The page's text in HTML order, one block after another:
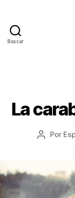
Buscar
La
Por